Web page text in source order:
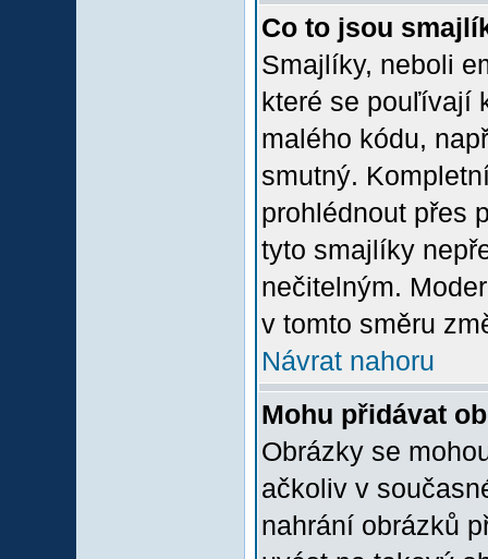
Co to jsou
Smajlíky, neboli
které se pouľívají
malého kódu,
smutný.
prohlédnout přes
tyto smajlíky
nečitelným.
v tomto směru
Návrat nahoru
Mohu přidávat
Obrázky se
ačkoliv v
nahrání obrázků